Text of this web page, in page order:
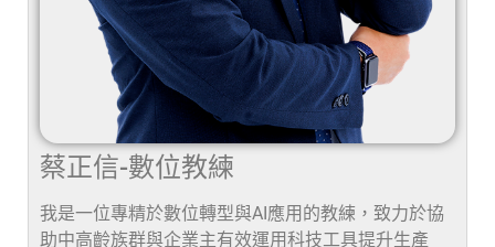
蔡正信-數位教練
我是一位專精於數位轉型與AI應用的教練，致力於協
助中高齡族群與企業主有效運用科技工具提升生產